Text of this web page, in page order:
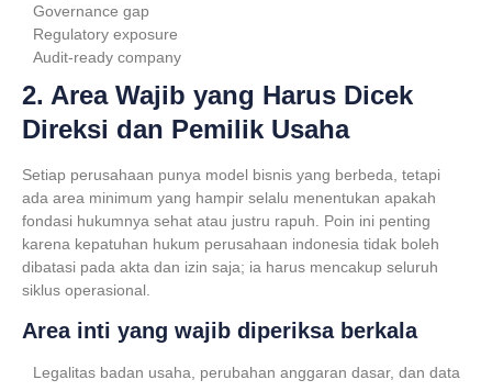
Governance gap
Regulatory exposure
Audit-ready company
2. Area Wajib yang Harus Dicek
Direksi dan Pemilik Usaha
Setiap perusahaan punya model bisnis yang berbeda, tetapi
ada area minimum yang hampir selalu menentukan apakah
fondasi hukumnya sehat atau justru rapuh. Poin ini penting
karena kepatuhan hukum perusahaan indonesia tidak boleh
dibatasi pada akta dan izin saja; ia harus mencakup seluruh
siklus operasional.
Area inti yang wajib diperiksa berkala
Legalitas badan usaha, perubahan anggaran dasar, dan data